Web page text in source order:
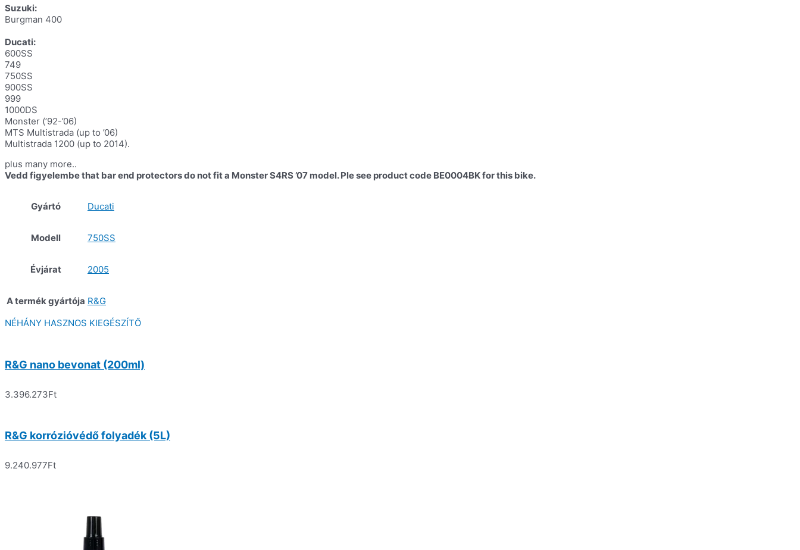
Suzuki:
Burgman 400
Ducati:
600SS
749
750SS
900SS
999
1000DS
Monster (’92-’06)
MTS Multistrada (up to ’06)
Multistrada 1200 (up to 2014).
plus many more..
Vedd figyelembe that bar end protectors do not fit a Monster S4RS ’07 model. Ple see product code BE0004BK for this bike.
Gyártó Ducati
Modell 750SS
Évjárat 2005
A termék gyártója R&G
NÉHÁNY HASZNOS KIEGÉSZÍTŐ
R&G nano bevonat (200ml)
3.396.273Ft
R&G korrózióvédő folyadék (5L)
9.240.977Ft